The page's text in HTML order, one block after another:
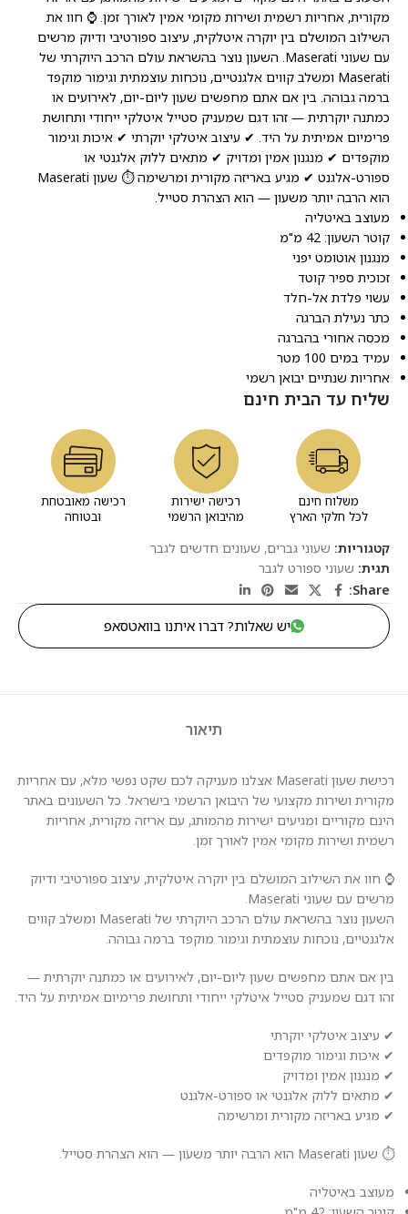
מקורית, אחריות רשמית ושירות מקומי אמין לאורך זמן. ⌚ חוו את
השילוב המושלם בין יוקרה איטלקית, עיצוב ספורטיבי ודיוק מרשים
עם שעוני Maserati. השעון נוצר בהשראת עולם הרכב היוקרתי של
Maserati ומשלב קווים אלגנטיים, נוכחות עוצמתית וגימור מוקפד
ברמה גבוהה. בין אם אתם מחפשים שעון ליום-יום, לאירועים או
כמתנה יוקרתית — זהו דגם שמעניק סטייל איטלקי ייחודי ותחושת
פרימיום אמיתית על היד. ✔ עיצוב איטלקי יוקרתי ✔ איכות וגימור
מוקפדים ✔ מנגנון אמין ומדויק ✔ מתאים ללוק אלגנטי או
ספורט-אלגנט ✔ מגיע באריזה מקורית ומרשימה ⏱️ שעון Maserati
הוא הרבה יותר משעון — הוא הצהרת סטייל.
מעוצב באיטליה
קוטר השעון: 42 מ"מ
מנגנון אוטומט יפני
זכוכית ספיר קוטד
עשוי פלדת אל-חלד
כתר נעילת הברגה
מכסה אחורי בהברגה
עמיד במים 100 מטר
אחריות שנתיים יבואן רשמי
שליח עד הבית חינם
משלוח חינם
לכל חלקי הארץ
רכישה ישירות
מהיבואן הרשמי
רכישה מאובטחת
ובטוחה
קטגוריות: שעוני גברים, שעונים חדשים לגבר
תגית: שעוני ספורט לגבר
Share:
יש שאלות? דברו איתנו בוואטסאפ
תיאור
רכישת שעון Maserati אצלנו מעניקה לכם שקט נפשי מלא, עם אחריות
מקורית ושירות מקצועי של היבואן הרשמי בישראל. כל השעונים באתר
הינם מקוריים ומגיעים ישירות מהמותג, עם אריזה מקורית, אחריות
רשמית ושירות מקומי אמין לאורך זמן.
⌚ חוו את השילוב המושלם בין יוקרה איטלקית, עיצוב ספורטיבי ודיוק
מרשים עם שעוני Maserati.
השעון נוצר בהשראת עולם הרכב היוקרתי של Maserati ומשלב קווים
אלגנטיים, נוכחות עוצמתית וגימור מוקפד ברמה גבוהה.
בין אם אתם מחפשים שעון ליום-יום, לאירועים או כמתנה יוקרתית —
זהו דגם שמעניק סטייל איטלקי ייחודי ותחושת פרימיום אמיתית על היד.
✔ עיצוב איטלקי יוקרתי
✔ איכות וגימור מוקפדים
✔ מנגנון אמין ומדויק
✔ מתאים ללוק אלגנטי או ספורט-אלגנט
✔ מגיע באריזה מקורית ומרשימה
⏱️ שעון Maserati הוא הרבה יותר משעון — הוא הצהרת סטייל.
מעוצב באיטליה